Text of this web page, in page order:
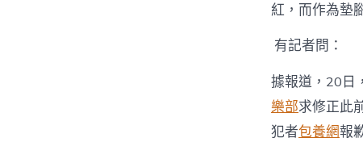
紅，而作為墊
有記者問：
據報道，20日
樂部求修正此
犯者包養網報